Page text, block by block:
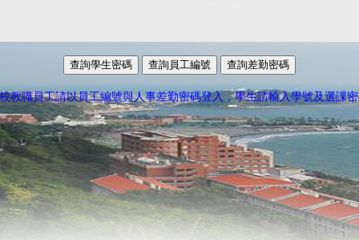
教職員工請以員工編號與人事差勤密碼登入，學生請輸入學號及選課